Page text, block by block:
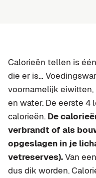
Calorieën tellen is
die er is…
voornamelijk
en water. De eerste 4
calorieën. De
verbrandt of als
opgeslagen in je
vetreserves).Van
dus dik worden.